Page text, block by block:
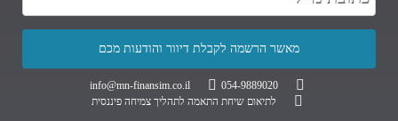
054-9889020
info@mn-finansim.co.il
לתיאום שיחת התאמה לתהליך צמיחה פיננסית